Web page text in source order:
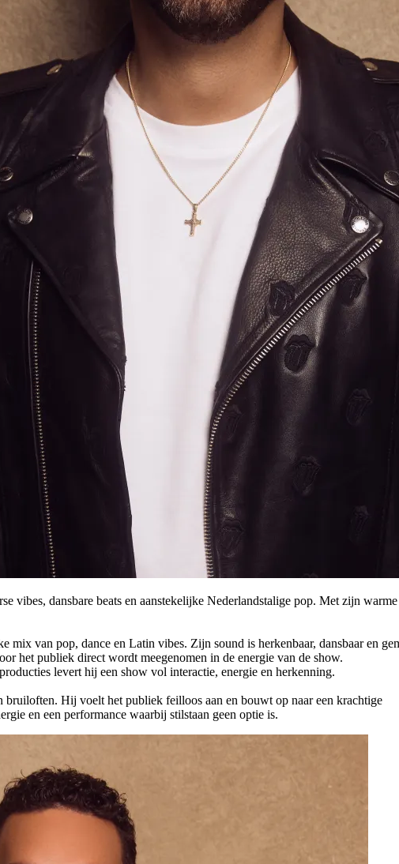
vibes, dansbare beats en aanstekelijke Nederlandstalige pop. Met zijn
mix van pop, dance en Latin vibes. Zijn sound is herkenbaar, dansbaar en
het publiek direct wordt meegenomen in de energie van de show.
levert hij een show vol interactie, energie en herkenning.
bruiloften. Hij voelt het publiek feilloos aan en bouwt op naar een krachtige
en een performance waarbij stilstaan geen optie is.